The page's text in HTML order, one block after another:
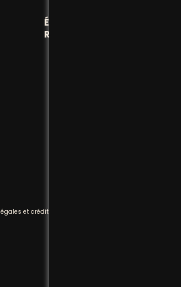
ÉVÉNEMENTS
RÉGIONNAUX
et crédits